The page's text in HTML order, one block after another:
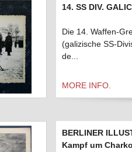
14. SS DIV.
Die 14. Waffen-
(galizische SS-
de...
MORE INFO.
BERLINER
Kampf um